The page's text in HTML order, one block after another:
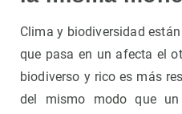
Clima y biodiversidad
que pasa en un afecta el
biodiverso y rico es más
del mismo modo que un